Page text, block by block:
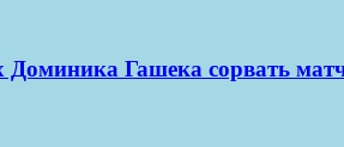
Доминика Гашека сорвать